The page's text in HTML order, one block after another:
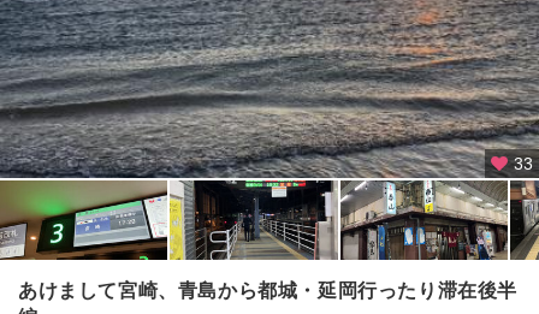
33
あけまして宮崎、青島から都城・延岡行ったり滞在後半